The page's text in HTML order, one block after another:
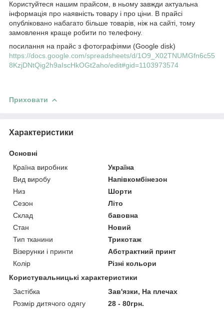
Користуйтеся нашим прайсом, в ньому завжди актуальна
інформація про наявність товару і про ціни. В прайсі
опубліковано набагато більше товарів, ніж на сайті, тому
замовлення краще робити по телефону.
посилання на прайс з фотографіями (Google disk)
https://docs.google.com/spreadsheets/d/1O9_X02TNUMGfn6c55
8KzjDNtQig2h9aIscHkOGt2aho/edit#gid=1103973574
Приховати
Характеристики
Основні
Країна виробник
Україна
Вид виробу
Напівкомбінезон
Низ
Шорти
Сезон
Літо
Склад
бавовна
Стан
Новий
Тип тканини
Трикотаж
Візерунки і принти
Абстрактний принт
Колір
Різні кольори
Користувальницькі характеристики
Застібка
Зав'язки, На плечах
Розмір дитячого одягу
28 - 80грн.